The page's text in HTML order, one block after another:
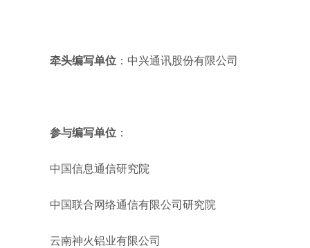
牵头编写单位 ：中兴通讯股份有限公司
参与编写单位 ：
中国信息通信研究院
中国联合网络通信有限公司研究院
云南神火铝业有限公司